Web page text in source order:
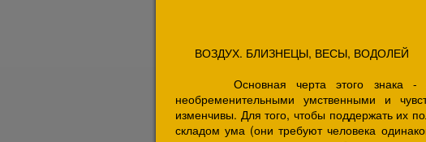
ВОЗДУХ. БЛИЗНЕЦЫ, ВЕСЫ, ВОДОЛЕЙ
Основная черта этого знака - это
необременительными умственными и
изменчивы. Для того, чтобы поддержать их
складом ума (они требуют человека